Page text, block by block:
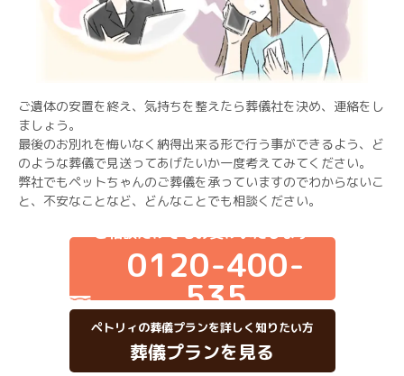
ご遺体の安置を終え、気持ちを整えたら葬儀社を決め、連絡をし
ましょう。
最後のお別れを悔いなく納得出来る形で行う事ができるよう、ど
のような葬儀で見送ってあげたいか一度考えてみてください。
弊社でもペットちゃんのご葬儀を承っていますのでわからないこ
と、不安なことなど、どんなことでも相談ください。
ご相談だけでもお受けいたします
0120-400-
535
ペトリィの葬儀プランを詳しく知りたい方
葬儀プランを見る